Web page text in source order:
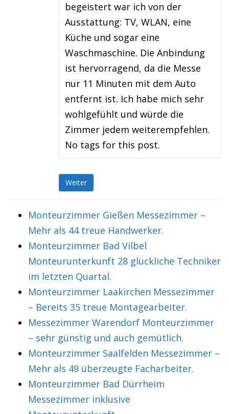
begeistert war ich von der
Ausstattung: TV, WLAN, eine
Küche und sogar eine
Waschmaschine. Die Anbindung
ist hervorragend, da die Messe
nur 11 Minuten mit dem Auto
entfernt ist. Ich habe mich sehr
wohlgefühlt und würde die
Zimmer jedem weiterempfehlen.
No tags for this post.
Weiter
Monteurzimmer Gießen Messezimmer –
Mehr als 44 treue Handwerker.
Monteurzimmer Bad Vilbel
Monteurunterkunft 28 glückliche Techniker
im letzten Quartal.
Monteurzimmer Laakirchen Messezimmer
– Bereits 35 treue Montagearbeiter.
Messezimmer Warendorf Monteurzimmer
– sehr günstig und auch gemütlich.
Monteurzimmer Saalfelden Messezimmer –
Mehr als 49 überzeugte Facharbeiter.
Monteurzimmer Bad Dürrheim
Messezimmer inklusive